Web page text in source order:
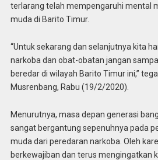
terlarang telah mempengaruhi mental
muda di Barito Timur.
“Untuk sekarang dan selanjutnya kita
narkoba dan obat-obatan jangan
beredar di wilayah Barito Timur ini,”
Musrenbang, Rabu (19/2/2020).
Menurutnya, masa depan generasi
sangat bergantung sepenuhnya pada
muda dari peredaran narkoba. Oleh
berkewajiban dan terus mengingatkan